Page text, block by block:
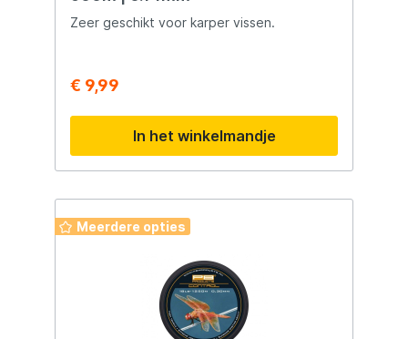
Zeer geschikt voor karper vissen.
€ 9,99
In het winkelmandje
Meerdere opties